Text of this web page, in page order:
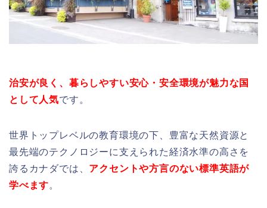
治安が良く、暮らしやすい安心・安全環境が魅力な国
として人気です。
世界トップレベルの教育環境の下、豊富な天然資源と
最先端のテクノロジーに支えられた経済水準の高さを
誇るカナダでは、 アクセントや方言のない標準英語が
学べます。